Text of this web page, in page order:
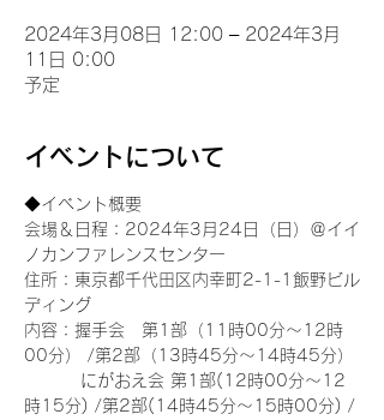
2024年3月08日 12:00 – 2024年3月
11日 0:00
予定
イベントについて
◆イベント概要
会場＆日程：2024年3月24日（日）＠イイ
ノカンファレンスセンター
住所：東京都千代田区内幸町2-1-1飯野ビル
ディング
内容：握手会　第1部（11時00分～12時
00分） /第2部（13時45分～14時45分）
にがおえ会 第1部(12時00分～12
時15分) /第2部(14時45分～15時00分) /